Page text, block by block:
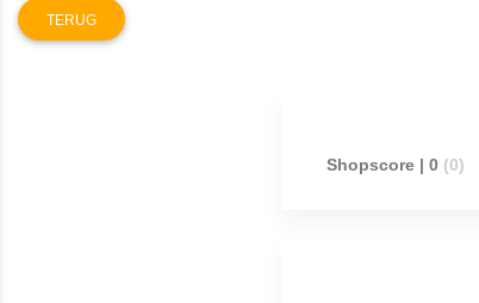
TERUG
Shopscore | 0 (0)